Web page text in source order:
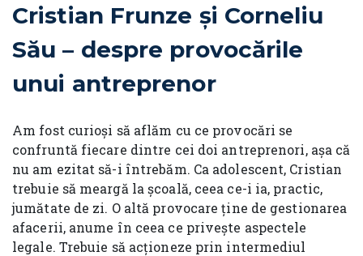
Cristian Frunze și Corneliu
Său – despre provocările
unui antreprenor
Am fost curioși să aflăm cu ce provocări se
confruntă fiecare dintre cei doi antreprenori, așa că
nu am ezitat să-i întrebăm. Ca adolescent, Cristian
trebuie să meargă la școală, ceea ce-i ia, practic,
jumătate de zi. O altă provocare ține de gestionarea
afacerii, anume în ceea ce privește aspectele
legale. Trebuie să acționeze prin intermediul